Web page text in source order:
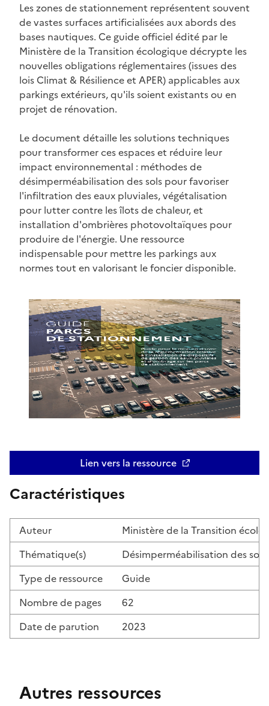
Les zones de stationnement représentent souvent
de vastes surfaces artificialisées aux abords des
bases nautiques. Ce guide officiel édité par le
Ministère de la Transition écologique décrypte les
nouvelles obligations réglementaires (issues des
lois Climat & Résilience et APER) applicables aux
parkings extérieurs, qu'ils soient existants ou en
projet de rénovation.
Le document détaille les solutions techniques
pour transformer ces espaces et réduire leur
impact environnemental : méthodes de
désimperméabilisation des sols pour favoriser
l'infiltration des eaux pluviales, végétalisation
pour lutter contre les îlots de chaleur, et
installation d'ombrières photovoltaïques pour
produire de l'énergie. Une ressource
indispensable pour mettre les parkings aux
normes tout en valorisant le foncier disponible.
Lien vers la ressourceOuvre une nouvelle fenêtre
Caractéristiques
Auteur
Ministère de la Transition
Thématique(s)
Désimperméabilisation des
Type de ressource
Guide
Nombre de pages
62
Date de parution
2023
Autres ressources